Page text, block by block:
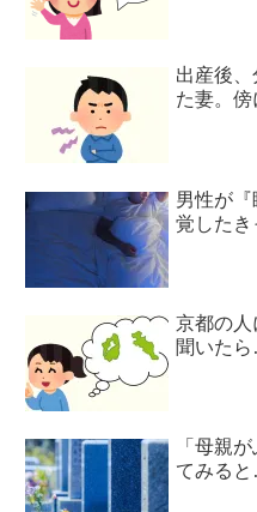
出産後
た妻。
男性が
覚した
京都の人
聞いた
「母親
てみる